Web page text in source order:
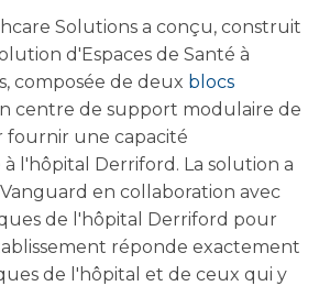
Solutions a conçu, construit
d'Espaces de Santé à
composée de deux blocs
centre de support modulaire de
fournir une capacité
l'hôpital Derriford. La solution a
en collaboration avec
de l'hôpital Derriford pour
réponde exactement
de l'hôpital et de ceux qui y